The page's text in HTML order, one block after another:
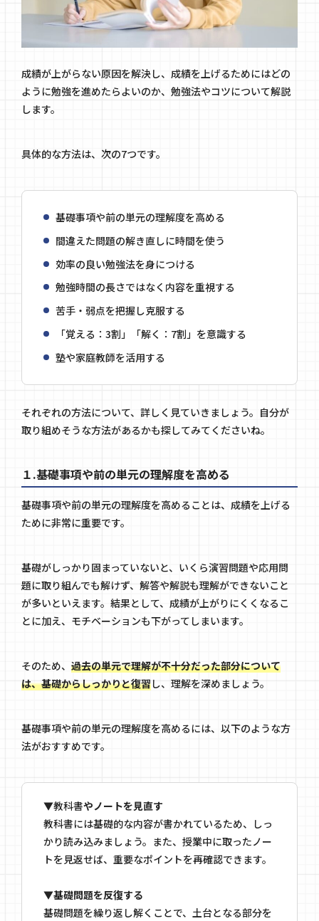
成績が上がらない原因を解決し、成績を上げるためにはどの
ように勉強を進めたらよいのか、勉強法やコツについて解説
します。
具体的な方法は、次の7つです。
基礎事項や前の単元の理解度を高める
間違えた問題の解き直しに時間を使う
効率の良い勉強法を身につける
勉強時間の長さではなく内容を重視する
苦手・弱点を把握し克服する
「覚える：3割」「解く：7割」を意識する
塾や家庭教師を活用する
それぞれの方法について、詳しく見ていきましょう。自分が
取り組めそうな方法があるかも探してみてくださいね。
１.基礎事項や前の単元の理解度を高める
基礎事項や前の単元の理解度を高めることは、成績を上げる
ために非常に重要です。
基礎がしっかり固まっていないと、いくら演習問題や応用問
題に取り組んでも解けず、解答や解説も理解ができないこと
が多いといえます。結果として、成績が上がりにくくなるこ
とに加え、モチベーションも下がってしまいます。
そのため、 過去の単元で理解が不十分だった部分について
は、基礎からしっかりと復習し、理解を深めましょう。
基礎事項や前の単元の理解度を高めるには、以下のような方
法がおすすめです。
▼教科書やノートを見直す
教科書には基礎的な内容が書かれているため、しっ
かり読み込みましょう。また、授業中に取ったノー
トを見返せば、重要なポイントを再確認できます。
▼基礎問題を反復する
基礎問題を繰り返し解くことで、土台となる部分を